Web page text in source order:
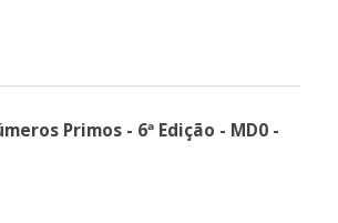
Primos - 6ª Edição - MD0 -